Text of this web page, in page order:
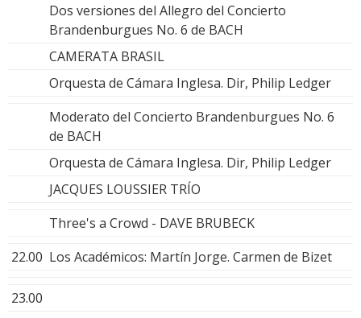
Dos versiones del Allegro del Concierto
Brandenburgues No. 6 de BACH
CAMERATA BRASIL
Orquesta de Cámara Inglesa. Dir, Philip Ledger
Moderato del Concierto Brandenburgues No. 6
de BACH
Orquesta de Cámara Inglesa. Dir, Philip Ledger
JACQUES LOUSSIER TRÍO
Three's a Crowd - DAVE BRUBECK
22.00 Los Académicos: Martín Jorge. Carmen de Bizet
23.00